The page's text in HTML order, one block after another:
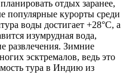
отдых заранее,
популярные курорты среди
воды достигает +28°C, а
изумрудная вода,
развлечения. Зимние
эсктремалов, ведь это
тура в Индию из